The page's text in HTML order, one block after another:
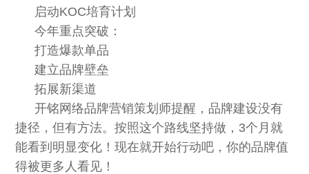
启动KOC培育计划
今年重点突破：
打造爆款单品
建立品牌壁垒
拓展新渠道
开铭网络品牌营销策划师提醒，品牌建设没有
捷径，但有方法。按照这个路线坚持做，3个月就
能看到明显变化！现在就开始行动吧，你的品牌值
得被更多人看见！